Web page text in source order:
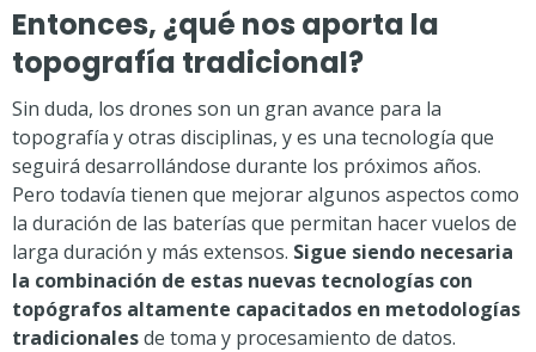
Entonces, ¿qué nos aporta la
topografía tradicional?
Sin duda, los drones son un gran avance para la
topografía y otras disciplinas, y es una tecnología que
seguirá desarrollándose durante los próximos años.
Pero todavía tienen que mejorar algunos aspectos como
la duración de las baterías que permitan hacer vuelos de
larga duración y más extensos. Sigue siendo necesaria
la combinación de estas nuevas tecnologías con
topógrafos altamente capacitados en metodologías
tradicionalesde toma y procesamiento de datos.